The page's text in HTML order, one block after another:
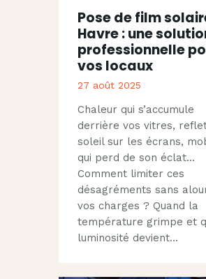
Pose de film
Havre : une
professionnelle
vos locaux
27 août 2025
Chaleur qui s’accumule
derrière vos vitres,
soleil sur les écrans,
qui perd de son éclat…
Comment limiter ces
désagréments sans
vos charges ? Quand la
température grimpe et
luminosité devient…